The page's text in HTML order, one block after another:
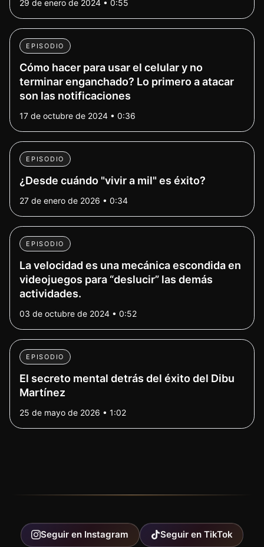
29 de enero de 2024 • 0:55
EPISODIO
Cómo hacer para usar el celular y no
terminar enganchado? Lo primero a atacar
son las notificaciones
17 de octubre de 2024 • 0:36
EPISODIO
¿Desde cuándo "vivir a mil" es éxito?
27 de enero de 2026 • 0:34
EPISODIO
La velocidad es una mecánica escondida en
videojuegos para “deslucir” las demás
actividades.
03 de octubre de 2024 • 0:52
EPISODIO
El secreto mental detrás del éxito del Dibu
Martínez
25 de mayo de 2026 • 1:02
Seguir en Instagram Seguir en TikTok